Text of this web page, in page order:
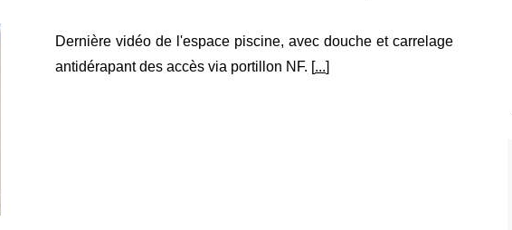
Dernière vidéo de l'espace piscine, avec douche et carrelage
antidérapant des accès via portillon NF. [...]